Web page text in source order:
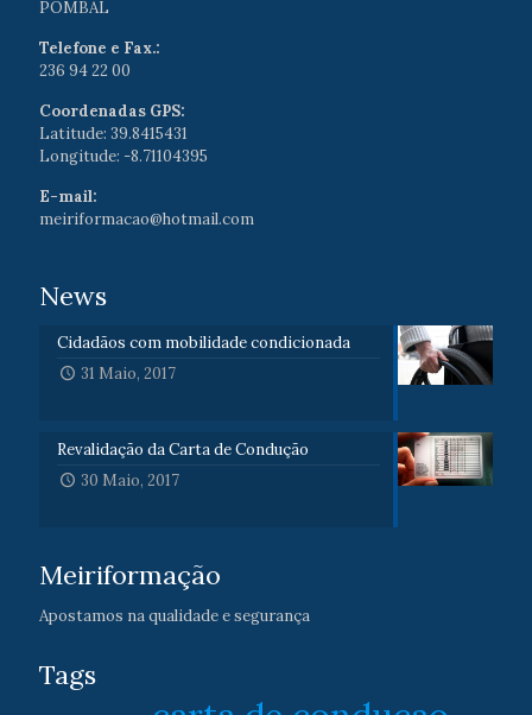
POMBAL
Telefone e Fax.:
236 94 22 00
Coordenadas GPS:
Latitude: 39.8415431
Longitude: -8.71104395
E-mail:
meiriformacao@hotmail.com
News
Cidadãos com mobilidade condicionada
31 Maio, 2017
Revalidação da Carta de Condução
30 Maio, 2017
Meiriformação
Apostamos na qualidade e segurança
Tags